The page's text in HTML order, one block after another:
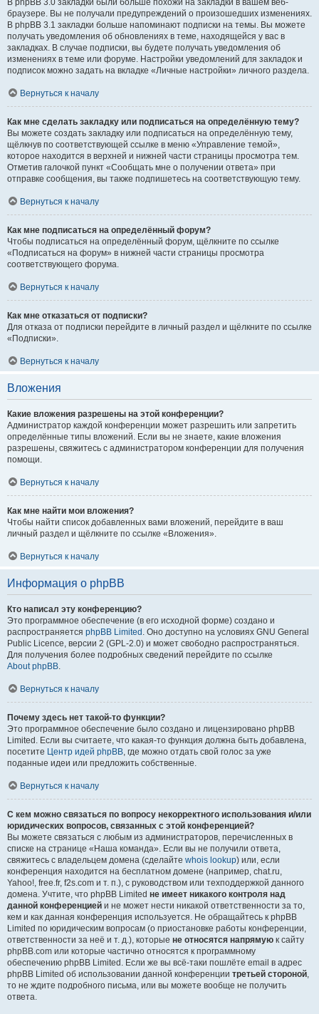
В phpBB 3.0 закладки были больше похожи на закладки в вашем веб-
браузере. Вы не получали предупреждений о произошедших изменениях.
В phpBB 3.1 закладки больше напоминают подписки на темы. Вы можете
получать уведомления об обновлениях в теме, находящейся у вас в
закладках. В случае подписки, вы будете получать уведомления об
изменениях в теме или форуме. Настройки уведомлений для закладок и
подписок можно задать на вкладке «Личные настройки» личного раздела.
Вернуться к началу
Как мне сделать закладку или подписаться на определённую тему?
Вы можете создать закладку или подписаться на определённую тему,
щёлкнув по соответствующей ссылке в меню «Управление темой»,
которое находится в верхней и нижней части страницы просмотра тем.
Отметив галочкой пункт «Сообщать мне о получении ответа» при
отправке сообщения, вы также подпишетесь на соответствующую тему.
Вернуться к началу
Как мне подписаться на определённый форум?
Чтобы подписаться на определённый форум, щёлкните по ссылке
«Подписаться на форум» в нижней части страницы просмотра
соответствующего форума.
Вернуться к началу
Как мне отказаться от подписки?
Для отказа от подписки перейдите в личный раздел и щёлкните по ссылке
«Подписки».
Вернуться к началу
Вложения
Какие вложения разрешены на этой конференции?
Администратор каждой конференции может разрешить или запретить
определённые типы вложений. Если вы не знаете, какие вложения
разрешены, свяжитесь с администратором конференции для получения
помощи.
Вернуться к началу
Как мне найти мои вложения?
Чтобы найти список добавленных вами вложений, перейдите в ваш
личный раздел и щёлкните по ссылке «Вложения».
Вернуться к началу
Информация о phpBB
Кто написал эту конференцию?
Это программное обеспечение (в его исходной форме) создано и
распространяется phpBB Limited . Оно доступно на условиях GNU General
Public Licence, версии 2 (GPL-2.0) и может свободно распространяться.
Для получения более подробных сведений перейдите по ссылке
About phpBB.
Вернуться к началу
Почему здесь нет такой-то функции?
Это программное обеспечение было создано и лицензировано phpBB
Limited. Если вы считаете, что какая-то функция должна быть добавлена,
посетите Центр идей phpBB, где можно отдать свой голос за уже
поданные идеи или предложить собственные.
Вернуться к началу
С кем можно связаться по вопросу некорректного использования и/или
юридических вопросов, связанных с этой конференцией?
Вы можете связаться с любым из администраторов, перечисленных в
списке на странице «Наша команда». Если вы не получили ответа,
свяжитесь с владельцем домена (сделайте whois lookup) или, если
конференция находится на бесплатном домене (например, chat.ru,
Yahoo!, free.fr, f2s.com и т. п.), с руководством или техподдержкой данного
домена. Учтите, что phpBB Limited не имеет никакого контроля над
данной конференцией и не может нести никакой ответственности за то,
кем и как данная конференция используется. Не обращайтесь к phpBB
Limited по юридическим вопросам (о приостановке работы конференции,
ответственности за неё и т. д.), которые не относятся напрямую к сайту
phpBB.com или которые частично относятся к программному
обеспечению phpBB Limited. Если же вы всё-таки пошлёте email в адрес
phpBB Limited об использовании данной конференции третьей стороной,
то не ждите подробного письма, или вы можете вообще не получить
ответа.